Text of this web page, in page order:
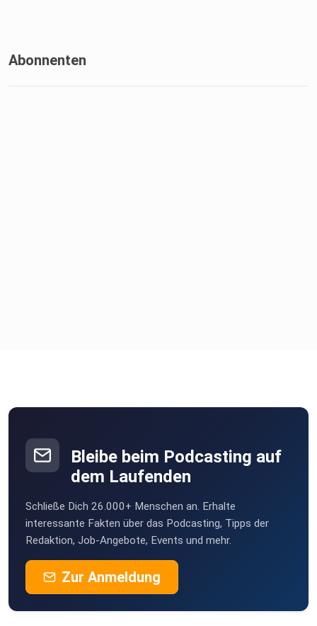
Interlude Musik: Jon Shuemaker - At the Brink (from Free
Archive) Interpret: Jon Shuemaker
Abonnenten
Bleibe beim Podcasting auf
dem Laufenden
Schließe Dich 26.000+ Menschen an. Erhalte
interessante Fakten über das Podcasting, Tipps der
Redaktion, Job-Angebote, Events und mehr.
Zur Anmeldung